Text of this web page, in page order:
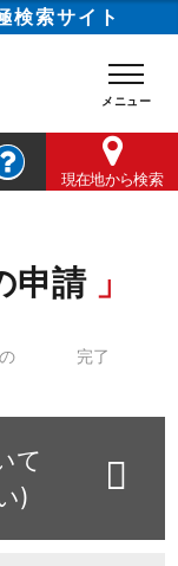
検索サイト
現在地から検索
申請
完了
て
)